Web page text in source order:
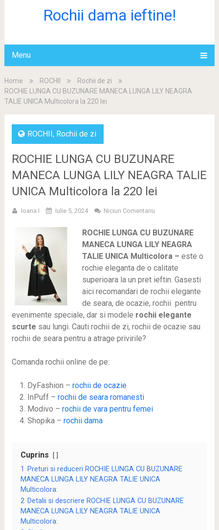
Rochii dama ieftine!
Menu
Home ROCHII
Rochii de zi
ROCHIE LUNGA CU BUZUNARE MANECA LUNGA LILY NEAGRA
TALIE UNICA Multicolora la 220 lei
ROCHII, Rochii de zi
ROCHIE LUNGA CU BUZUNARE
MANECA LUNGA LILY NEAGRA TALIE
UNICA Multicolora la 220 lei
Ioana I Iulie 5, 2024 Niciun Comentariu
ROCHIE LUNGA CU BUZUNARE
MANECA LUNGA LILY NEAGRA
TALIE UNICA Multicolora – este o
rochie eleganta de o calitate
superioara la un pret ieftin. Gasesti
aici recomandari de rochii elegante
de seara, de ocazie, rochii pentru
evenimente speciale, dar si modele rochii elegante
scurte sau lungi. Cauti rochii de zi, rochii de ocazie sau
rochii de seara pentru a atrage privirile?
Comanda rochii online de pe:
DyFashion – rochii de ocazie
InPuff – rochii de seara romanesti
Modivo – rochii de vara pentru femei
Shopika – rochii dama
Cuprins
1
Preturi si reduceri ROCHIE LUNGA CU BUZUNARE
MANECA LUNGA LILY NEAGRA TALIE UNICA
Multicolora:
2 Detalii si descriere ROCHIE LUNGA CU BUZUNARE
MANECA LUNGA LILY NEAGRA TALIE UNICA
Multicolora: